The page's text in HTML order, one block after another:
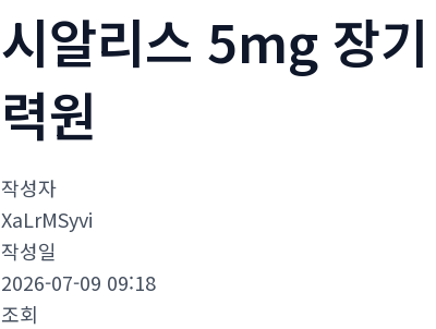
시알리스 5mg 장
력원
작성자
XaLrMSyvi
작성일
2026-07-09 09:18
조회